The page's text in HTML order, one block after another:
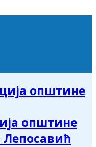
општине